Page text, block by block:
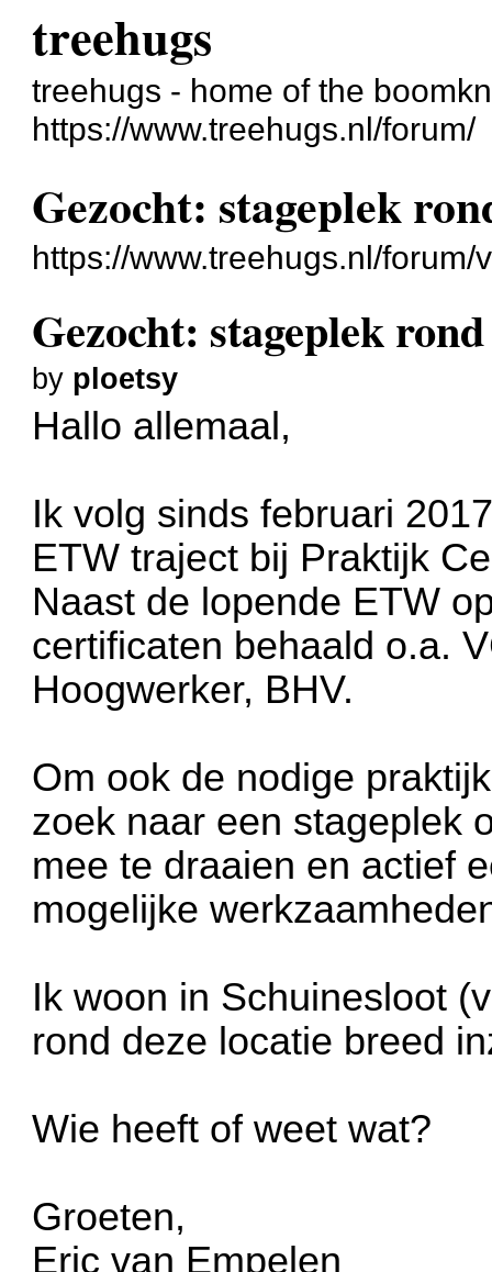
treehugs
treehugs - home of the
https://www.treehugs.nl/forum/
Gezocht: stageplek
https://www.treehugs.nl/
Gezocht: stageplek
by ploetsy
Hallo allemaal,
Ik volg sinds februari
ETW traject bij Praktijk
Naast de lopende ETW
certificaten behaald o.a.
Hoogwerker, BHV.
Om ook de nodige
zoek naar een stageplek
mee te draaien en actief
mogelijke
Ik woon in Schuinesloot
rond deze locatie breed
Wie heeft of weet wat?
Groeten,
Eric van Empelen